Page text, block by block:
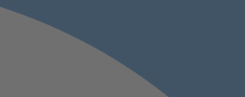
SPENDEN